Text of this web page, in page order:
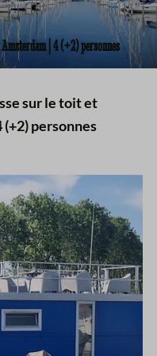
| 4 (+2) personnes
sur le toit et
(+2) personnes